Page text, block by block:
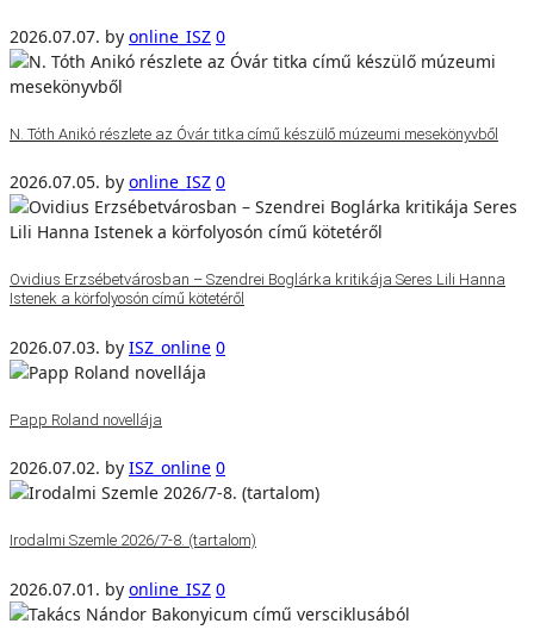
2026.07.07. by online_ISZ 0
N. Tóth Anikó részlete az Óvár titka című készülő múzeumi mesekönyvből
2026.07.05. by online_ISZ 0
Ovidius Erzsébetvárosban – Szendrei Boglárka kritikája Seres Lili Hanna
Istenek a körfolyosón című kötetéről
2026.07.03. by ISZ_online 0
Papp Roland novellája
2026.07.02. by ISZ_online 0
Irodalmi Szemle 2026/7-8. (tartalom)
2026.07.01. by online_ISZ 0